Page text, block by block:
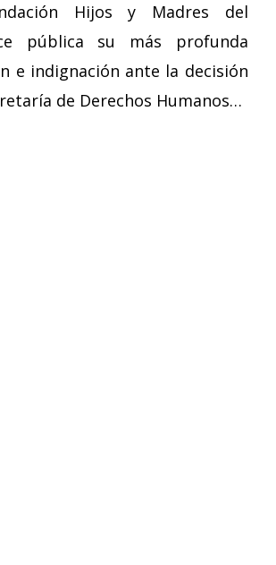
Hijos y Madres del
pública su más profunda
e indignación ante la decisión
de Derechos Humanos…